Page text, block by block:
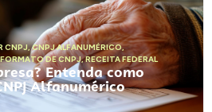
CNPJ,CNPJ ALFANUMÉRICO,
DE CNPJ,RECEITA FEDERAL
Entenda como
Alfanumérico